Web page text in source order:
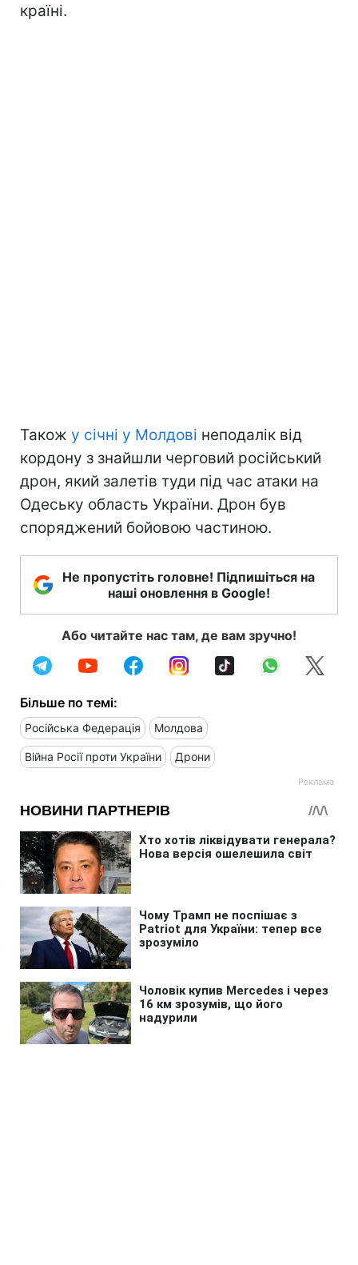
країні.
Також у січні у Молдові неподалік від
кордону з знайшли черговий російський
дрон, який залетів туди під час атаки на
Одеську область України. Дрон був
споряджений бойовою частиною.
Не пропустіть головне! Підпишіться на
наші оновлення в Google!
Або читайте нас там, де вам зручно!
Більше по темі:
Російська Федерація Молдова
Війна Росії проти України Дрони